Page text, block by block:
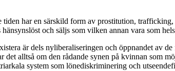
har en särskild form av prostitution,
och säljs som vilken annan vara som
är dels nyliberaliseringen och öppnandet av
det alltså om den rådande synen på kvinnan
system som lönediskriminering och